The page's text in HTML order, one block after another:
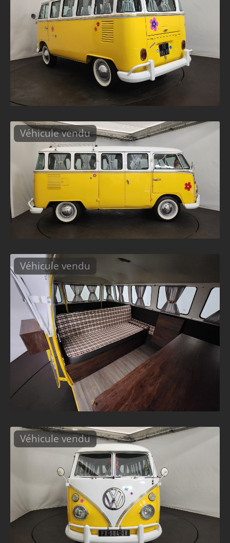
Véhicule vendu
Véhicule vendu
Véhicule vendu